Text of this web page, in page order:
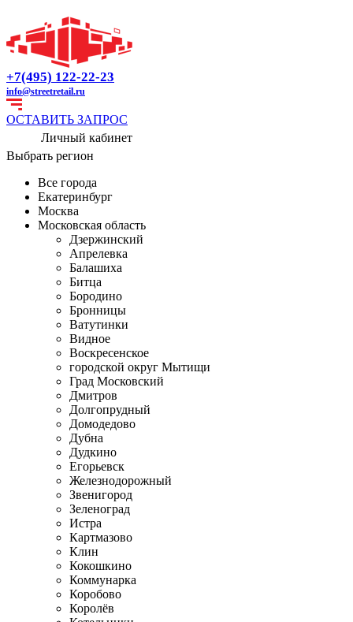
+7(495) 122-22-23
info@streetretail.ru
ОСТАВИТЬ ЗАПРОС
Личный кабинет
Выбрать регион
Все города
Екатеринбург
Москва
Московская область
Дзержинский
Апрелевка
Балашиха
Битца
Бородино
Бронницы
Ватутинки
Видное
Воскресенское
городской округ Мытищи
Град Московский
Дмитров
Долгопрудный
Домодедово
Дубна
Дудкино
Егорьевск
Железнодорожный
Звенигород
Зеленоград
Истра
Картмазово
Клин
Кокошкино
Коммунарка
Коробово
Королёв